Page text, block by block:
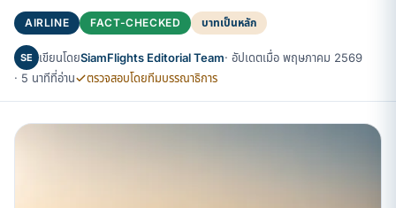
AIRLINE FACT-CHECKED บาทเป็นหลัก
SE เขียนโดยSiamFlights Editorial Team· อัปเดตเมื่อ พฤษภาคม 2569
· 5 นาทีที่อ่าน
ตรวจสอบโดยทีมบรรณาธิการ